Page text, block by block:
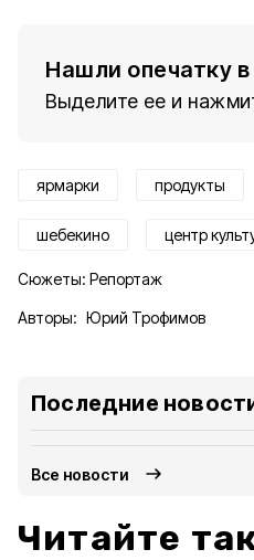
Нашли опечатку в
Выделите ее и
ярмарки продукты
шебекино центр
Сюжеты: Репортаж
Авторы: Юрий Трофимов
Последние
Все новости
Читайте